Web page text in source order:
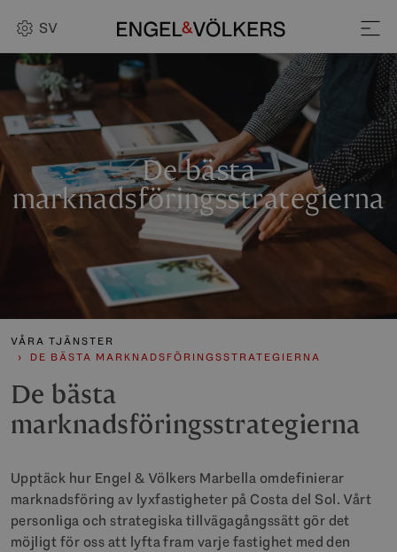
SV
De bästa
marknadsföringsstrategierna
VÅRA TJÄNSTER
DE BÄSTA MARKNADSFÖRINGSSTRATEGIERNA
De bästa
marknadsföringsstrategierna
Upptäck hur Engel & Völkers Marbella omdefinierar
marknadsföring av lyxfastigheter på Costa del Sol. Vårt
personliga och strategiska tillvägagångssätt gör det
möjligt för oss att lyfta fram varje fastighet med den